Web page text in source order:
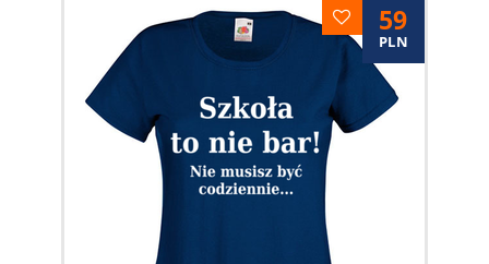
59
PLN